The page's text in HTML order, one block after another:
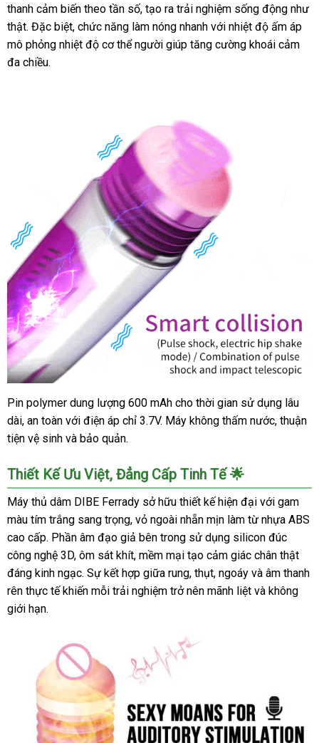
Nhiệt
Rên
Thụt
Sâu
thanh cảm biến theo tần số, tạo ra trải nghiệm sống động như
thật. Đặc biệt, chức năng làm nóng nhanh với nhiệt độ ấm áp
mô phỏng nhiệt độ cơ thể người giúp tăng cường khoái cảm
đa chiều.
Máy
Thủ
Dâm
Tự
Động
Phát
Nhiệt
Thụt
Sâu
Hút
Ấm
Pin polymer dung lượng 600 mAh cho thời gian sử dụng lâu
dài, an toàn với điện áp chỉ 3.7V. Máy không thấm nước, thuận
tiện vệ sinh và bảo quản.
Thiết Kế Ưu Việt, Đẳng Cấp Tinh Tế 🌟
Máy thủ dâm DIBE Ferrady sở hữu thiết kế hiện đại với gam
màu tím trắng sang trọng, vỏ ngoài nhẵn mịn làm từ nhựa ABS
cao cấp. Phần âm đạo giả bên trong sử dụng silicon đúc
công nghệ 3D, ôm sát khít, mềm mại tạo cảm giác chân thật
đáng kinh ngạc. Sự kết hợp giữa rung, thụt, ngoáy và âm thanh
rên thực tế khiến mỗi trải nghiệm trở nên mãnh liệt và không
giới hạn.